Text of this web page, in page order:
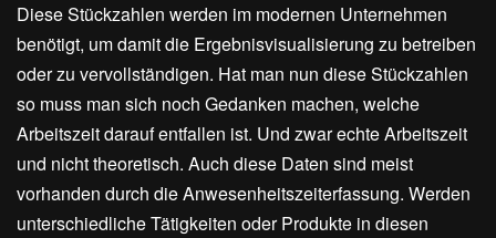
Diese Stückzahlen werden im modernen Unternehmen
benötigt, um damit die Ergebnisvisualisierung zu betreiben
oder zu vervollständigen. Hat man nun diese Stückzahlen
so muss man sich noch Gedanken machen, welche
Arbeitszeit darauf entfallen ist. Und zwar echte Arbeitszeit
und nicht theoretisch. Auch diese Daten sind meist
vorhanden durch die Anwesenheitszeiterfassung. Werden
unterschiedliche Tätigkeiten oder Produkte in diesen